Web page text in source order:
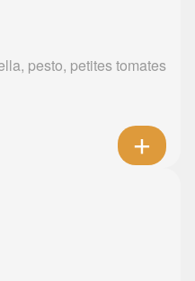
pesto, petites tomates